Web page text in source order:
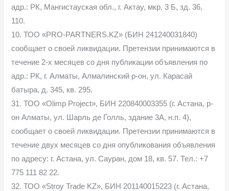
адр.: РК, Мангистауская обл., г. Актау, мкр. 3 Б, зд. 36,
110.
10. ТОО «PRO-PARTNERS.KZ» (БИН 241240031840)
сообщает о своей ликвидации. Претензии принимаются в
течение 2-х месяцев со дня публикации объявления по
адр.: РК, г. Алматы, Алмалинский р-он, ул. Карасай
батыра, д. 345, кв. 295.
31. ТОО «Olimp Project», БИН 220840003355 (г. Астана, р-
он Алматы, ул. Шарль де Голль, здание 3А, н.п. 4),
сообщает о своей ликвидации. Претензии принимаются в
течение двух месяцев со дня опубликования объявления
по адресу: г. Астана, ул. Сауран, дом 18, кв. 57. Тел.: +7
775 111 82 22.
32. ТОО «Stroy Trade KZ», БИН 201140015223 (г. Астана,